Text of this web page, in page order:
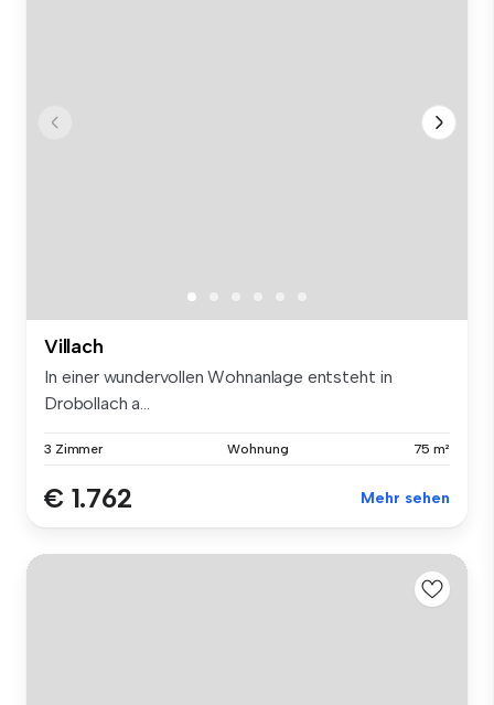
Villach
In einer wundervollen Wohnanlage entsteht in
Drobollach a...
3 Zimmer Wohnung 75 m²
€ 1.762 Mehr sehen